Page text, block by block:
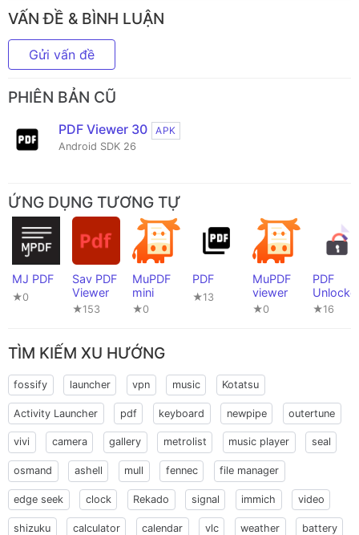
VẤN ĐỀ & BÌNH LUẬN
Gửi vấn đề
PHIÊN BẢN CŨ
PDF Viewer 30
APK
Android SDK 26
ỨNG DỤNG TƯƠNG TỰ
MJ PDF
★0
Sav PDF
Viewer
★153
MuPDF
mini
★0
PDF
★13
MuPDF
viewer
★0
PDF
★16
TÌM KIẾM XU HƯỚNG
fossify launcher vpn music Kotatsu
Activity Launcher pdf keyboard newpipe outertune
vivi camera gallery metrolist music player seal
osmand ashell mull fennec file manager
edge seek clock Rekado signal immich video
shizuku calculator calendar vlc weather battery